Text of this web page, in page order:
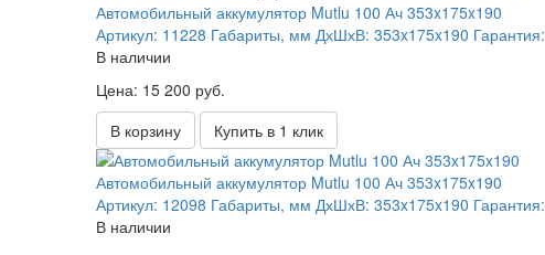
Автомобильный аккумулятор Mutlu 100 Ач 353x175x190
Артикул: 11228 Габариты, мм ДхШхВ: 353x175x190 Гарантия:
В наличии
Цена: 15 200 руб.
В корзину
Купить в 1 клик
Автомобильный аккумулятор Mutlu 100 Ач 353x175x190
Артикул: 12098 Габариты, мм ДхШхВ: 353x175x190 Гарантия:
В наличии